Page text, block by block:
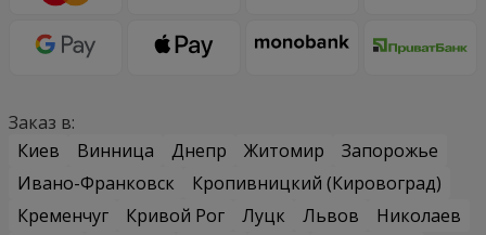
Заказ в:
Киев
Винница Днепр Житомир
Запорожье
Ивано-Франковск
Кропивницкий (Кировоград)
Кременчуг
Кривой Рог Луцк Львов
Николаев